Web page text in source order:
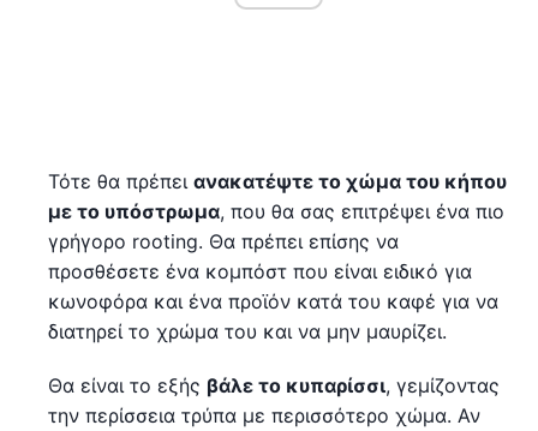
Τότε θα πρέπει ανακατέψτε το χώμα του κήπου
με το υπόστρωμα, που θα σας επιτρέψει ένα πιο
γρήγορο rooting. Θα πρέπει επίσης να
προσθέσετε ένα κομπόστ που είναι ειδικό για
κωνοφόρα και ένα προϊόν κατά του καφέ για να
διατηρεί το χρώμα του και να μην μαυρίζει.
Θα είναι το εξής βάλε το κυπαρίσσι, γεμίζοντας
την περίσσεια τρύπα με περισσότερο χώμα. Αν